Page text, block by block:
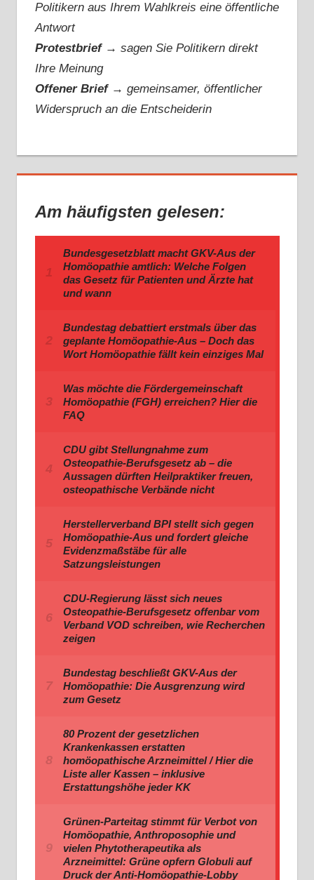
Politikern aus Ihrem Wahlkreis eine öffentliche
Antwort
Protestbrief → sagen Sie Politikern direkt
Ihre Meinung
Offener Brief → gemeinsamer, öffentlicher
Widerspruch an die Entscheiderin
Am häufigsten gelesen:
Bundesgesetzblatt macht GKV-Aus der
Homöopathie amtlich: Welche Folgen
das Gesetz für Patienten und Ärzte hat
und wann
Bundestag debattiert erstmals über das
geplante Homöopathie-Aus – Doch das
Wort Homöopathie fällt kein einziges Mal
Was möchte die Fördergemeinschaft
Homöopathie (FGH) erreichen? Hier die
FAQ
CDU gibt Stellungnahme zum
Osteopathie-Berufsgesetz ab – die
Aussagen dürften Heilpraktiker freuen,
osteopathische Verbände nicht
Herstellerverband BPI stellt sich gegen
Homöopathie-Aus und fordert gleiche
Evidenzmaßstäbe für alle
Satzungsleistungen
CDU-Regierung lässt sich neues
Osteopathie-Berufsgesetz offenbar vom
Verband VOD schreiben, wie Recherchen
zeigen
Bundestag beschließt GKV-Aus der
Homöopathie: Die Ausgrenzung wird
zum Gesetz
80 Prozent der gesetzlichen
Krankenkassen erstatten
homöopathische Arzneimittel / Hier die
Liste aller Kassen – inklusive
Erstattungshöhe jeder KK
Grünen-Parteitag stimmt für Verbot von
Homöopathie, Anthroposophie und
vielen Phytotherapeutika als
Arzneimittel: Grüne opfern Globuli auf
Druck der Anti-Homöopathie-Lobby